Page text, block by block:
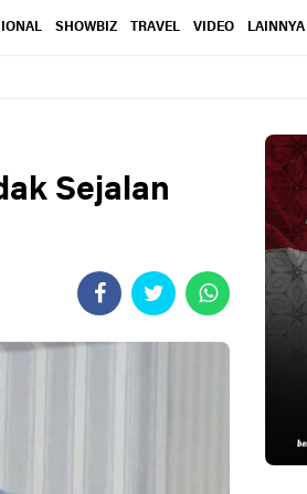
SHOWBIZ TRAVEL VIDEO LAINNYA
Sejalan